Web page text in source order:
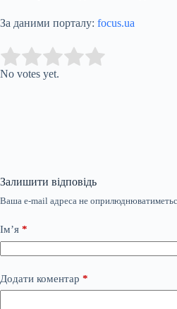
За даними порталу: focus.ua
Rate this item:
No votes yet.
Залишити відповідь
Ваша e-mail адреса не
Ім’я *
Додати коментар *